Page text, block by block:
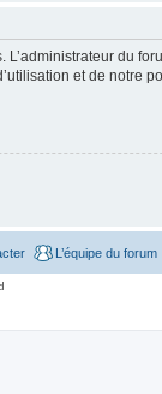
du
et de notre
L’équipe du forum